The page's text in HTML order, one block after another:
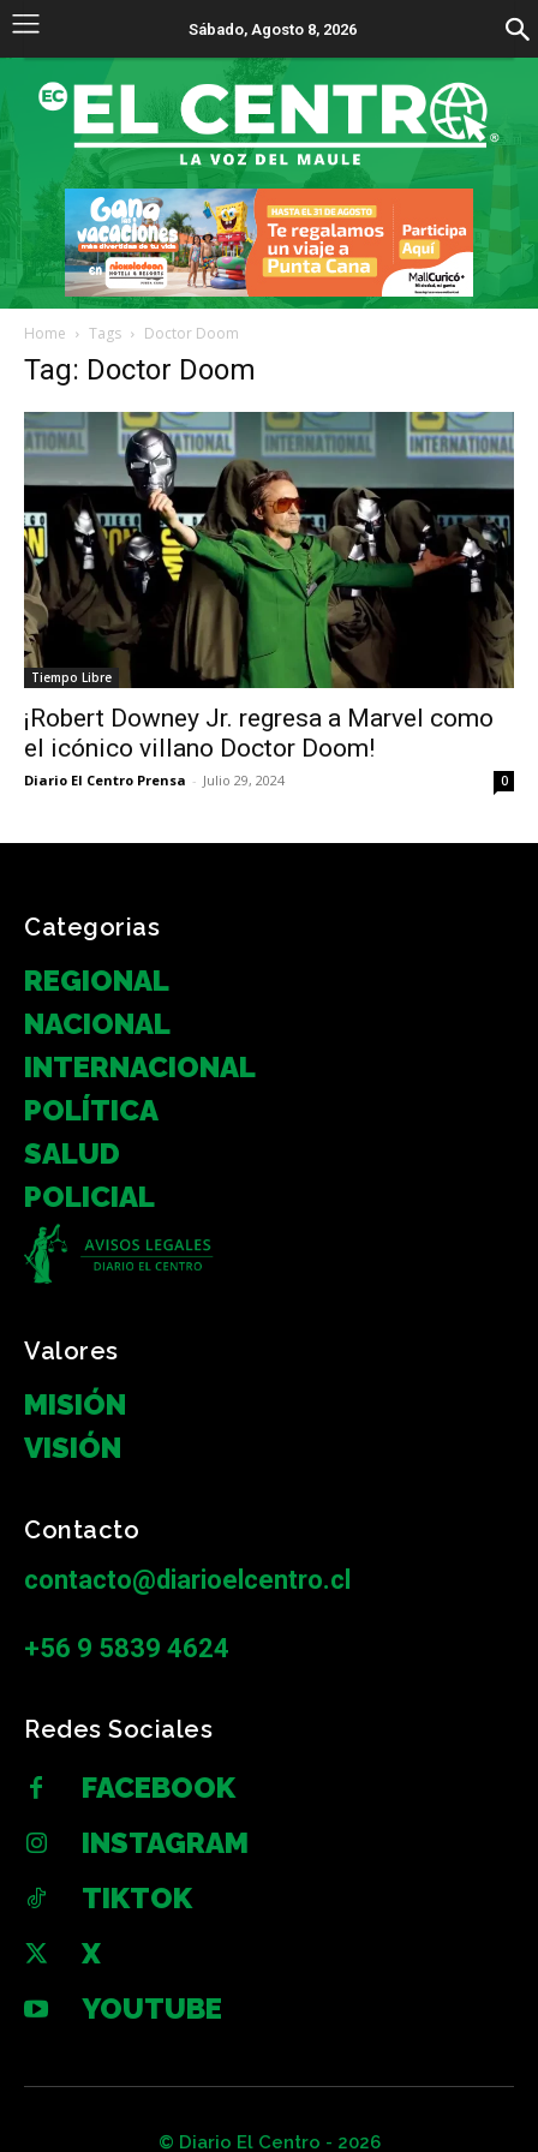
Sábado, Agosto 8, 2026
Home Tags Doctor Doom
Tag: Doctor Doom
Tiempo Libre
¡Robert Downey Jr. regresa a Marvel como
el icónico villano Doctor Doom!
Diario El Centro Prensa - Julio 29, 2024 0
Categorias
REGIONAL
NACIONAL
INTERNACIONAL
POLÍTICA
SALUD
POLICIAL
Valores
MISIÓN
VISIÓN
Contacto
contacto@diarioelcentro.cl
+56 9 5839 4624
Redes Sociales
FACEBOOK
INSTAGRAM
TIKTOK
X
YOUTUBE
© Diario El Centro - 2026